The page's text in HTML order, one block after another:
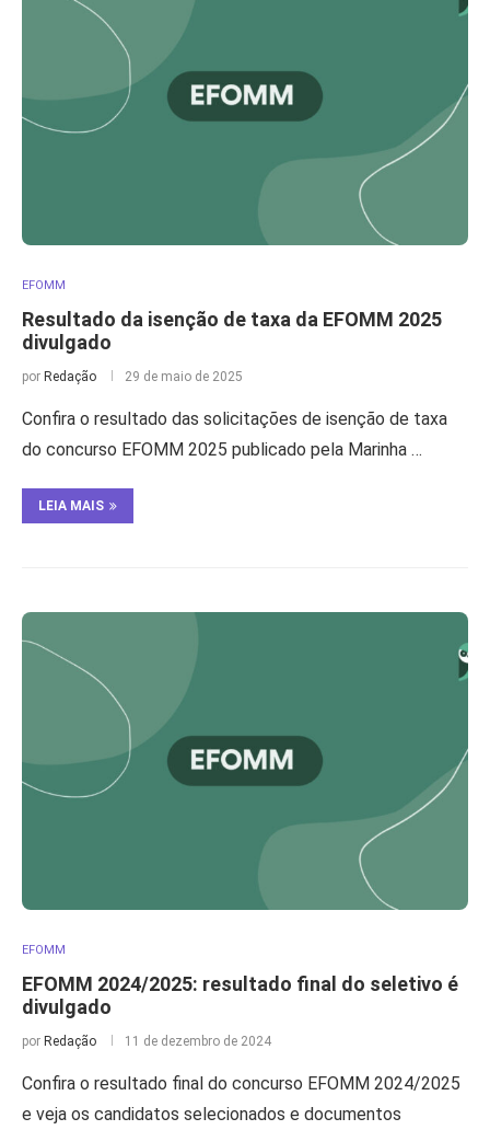
EFOMM
Resultado da isenção de taxa da EFOMM 2025
divulgado
por Redação 29 de maio de 2025
Confira o resultado das solicitações de isenção de taxa
do concurso EFOMM 2025 publicado pela Marinha …
LEIA MAIS
EFOMM
EFOMM 2024/2025: resultado final do seletivo é
divulgado
por Redação 11 de dezembro de 2024
Confira o resultado final do concurso EFOMM 2024/2025
e veja os candidatos selecionados e documentos